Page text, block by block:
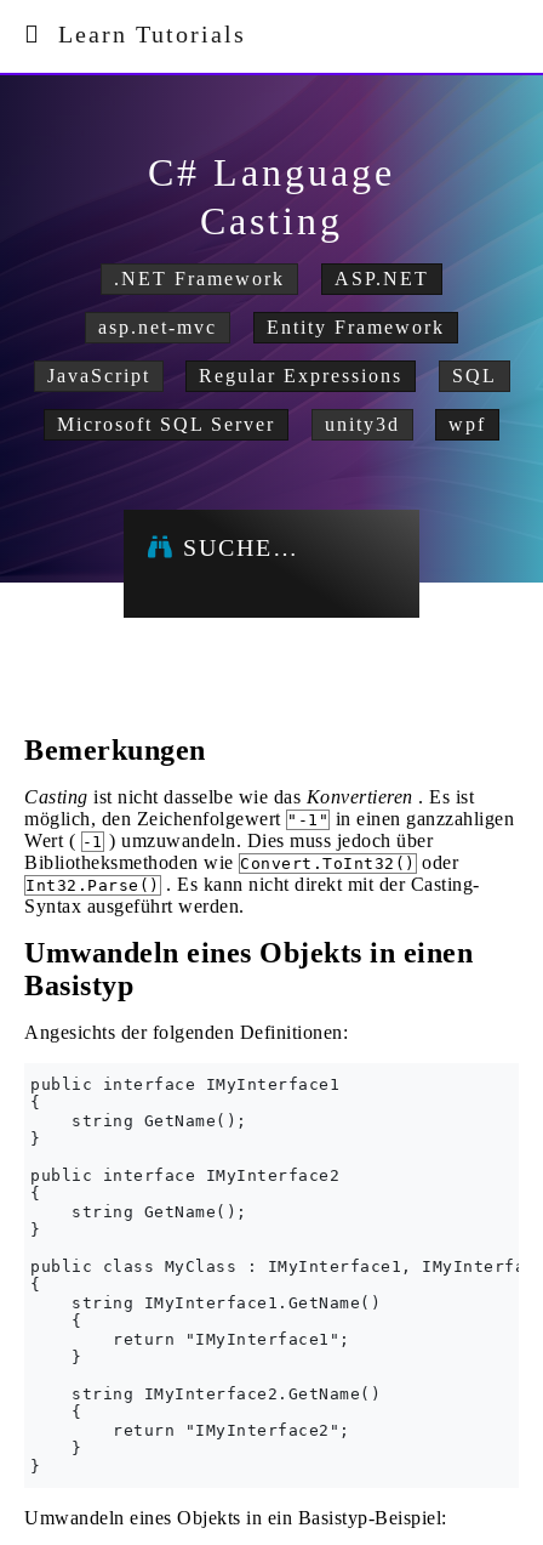
Learn Tutorials
C# Language
Casting
.NET Framework ASP.NET
asp.net-mvc Entity Framework
JavaScript Regular Expressions SQL
Microsoft SQL Server unity3d wpf
SUCHE…
Bemerkungen
Casting ist nicht dasselbe wie das Konvertieren . Es ist
möglich, den Zeichenfolgewert "-1" in einen ganzzahligen
Wert ( -1 ) umzuwandeln. Dies muss jedoch über
Bibliotheksmethoden wie Convert.ToInt32() oder
Int32.Parse()
. Es kann nicht direkt mit der Casting-
Syntax ausgeführt werden.
Umwandeln eines Objekts in einen
Basistyp
Angesichts der folgenden Definitionen:
public interface IMyInterface1
{
    string GetName();
}
public interface IMyInterface2
{
    string GetName();
}
public class MyClass : IMyInterface1,
{
    string IMyInterface1.GetName()
    {
        return "IMyInterface1";
    }
    string IMyInterface2.GetName()
    {
        return "IMyInterface2";
    }
Umwandeln eines Objekts in ein Basistyp-Beispiel: